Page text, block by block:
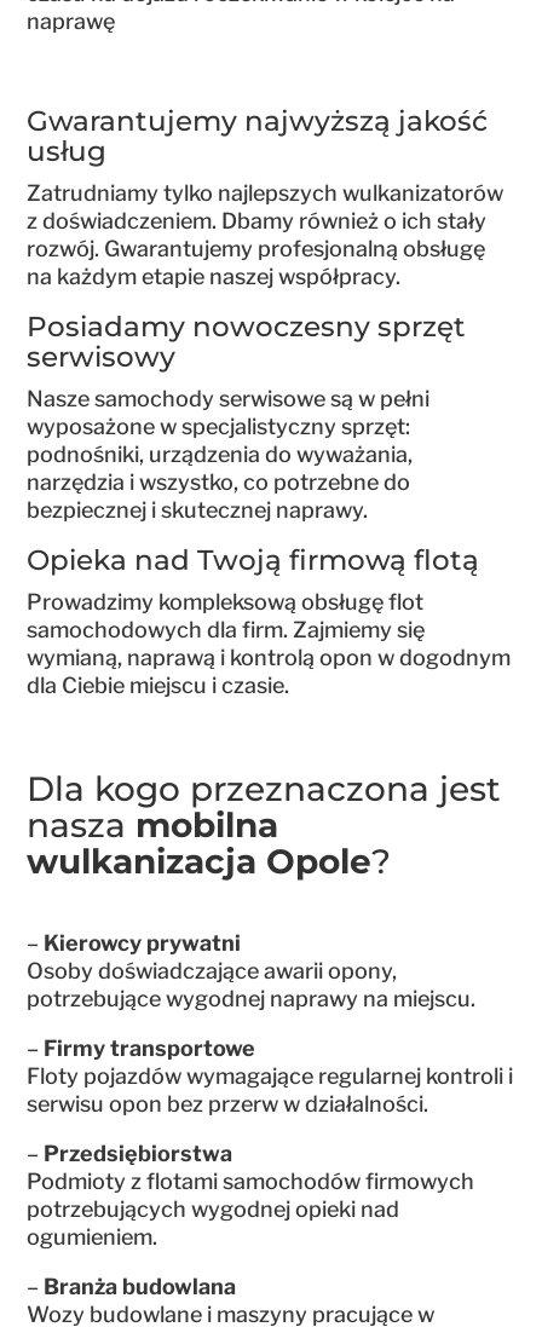
naprawę
Gwarantujemy najwyższą jakość
usług
Zatrudniamy tylko najlepszych wulkanizatorów
z doświadczeniem. Dbamy również o ich stały
rozwój. Gwarantujemy profesjonalną obsługę
na każdym etapie naszej współpracy.
Posiadamy nowoczesny sprzęt
serwisowy
Nasze samochody serwisowe są w pełni
wyposażone w specjalistyczny sprzęt:
podnośniki, urządzenia do wyważania,
narzędzia i wszystko, co potrzebne do
bezpiecznej i skutecznej naprawy.
Opieka nad Twoją firmową flotą
Prowadzimy kompleksową obsługę flot
samochodowych dla firm. Zajmiemy się
wymianą, naprawą i kontrolą opon w dogodnym
dla Ciebie miejscu i czasie.
Dla kogo przeznaczona jest
nasza mobilna
wulkanizacja Opole?
– Kierowcy prywatni
Osoby doświadczające awarii opony,
potrzebujące wygodnej naprawy na miejscu.
– Firmy transportowe
Floty pojazdów wymagające regularnej kontroli i
serwisu opon bez przerw w działalności.
– Przedsiębiorstwa
Podmioty z flotami samochodów firmowych
potrzebujących wygodnej opieki nad
ogumieniem.
– Branża budowlana
Wozy budowlane i maszyny pracujące w